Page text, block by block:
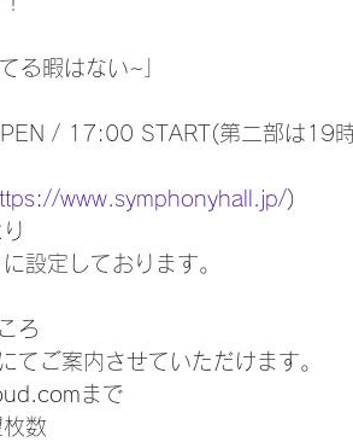
る暇はない~」
/ 17:00 START(第二部は19
www.symphonyhall.jp/)
設定しております。
ろ
させていただけます。
まで
数